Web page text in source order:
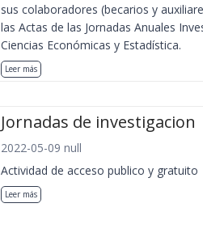
sus colaboradores (becarios y
las Actas de las Jornadas Anuales
Ciencias Económicas y Estadística.
Leer más
Jornadas de investigacion
2022-05-09 null
Actividad de acceso publico y gratuito
Leer más